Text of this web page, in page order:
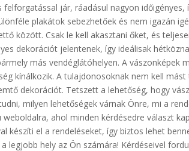
felforgatással jár, ráadásul nagyon
plakátok sebezhetőek és nem igazán
között. Csak le kell akasztani őket, és
dekorációt jelentenek, így ideálisak
más vendéglátóhelyen. A vászonképek
kínálkozik. A tulajdonosoknak nem kell
dekorációt. Tetszett a lehetőség, hogy
milyen lehetőségek várnak Önre, mi a
ahol minden kérdésedre választ
készíti el a rendeléseket, így biztos lehet
legjobb hely az Ön számára! Kérdéseivel